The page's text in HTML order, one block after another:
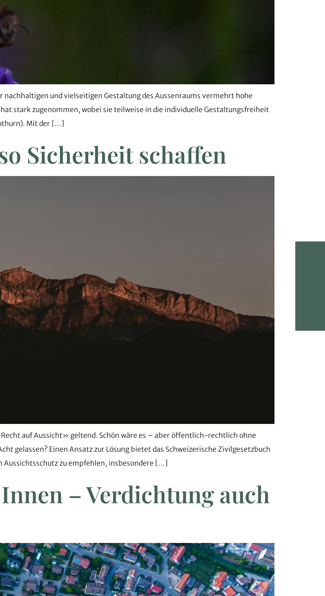
und vielseitigen Gestaltung des Aussenraums vermehrt hohe
stark zugenommen, wobei sie teilweise in die individuelle Gestaltungsfreiheit
Mit der […]
Sicherheit schaffen
auf Aussicht» geltend. Schön wäre es – aber öffentlich-rechtlich ohne
gelassen? Einen Ansatz zur Lösung bietet das Schweizerische Zivilgesetzbuch
zu empfehlen, insbesondere […]
– Verdichtung auch